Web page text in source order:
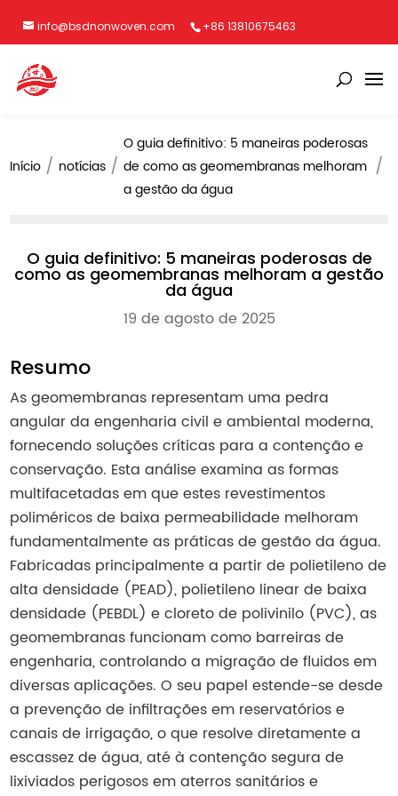
info@bsdnonwoven.com +86 13810675463
Início notícias
O guia definitivo: 5 maneiras poderosas
de como as geomembranas melhoram
a gestão da água
O guia definitivo: 5 maneiras poderosas de
como as geomembranas melhoram a gestão
da água
19 de agosto de 2025
Resumo
As geomembranas representam uma pedra
angular da engenharia civil e ambiental moderna,
fornecendo soluções críticas para a contenção e
conservação. Esta análise examina as formas
multifacetadas em que estes revestimentos
poliméricos de baixa permeabilidade melhoram
fundamentalmente as práticas de gestão da água.
Fabricadas principalmente a partir de polietileno de
alta densidade (PEAD), polietileno linear de baixa
densidade (PEBDL) e cloreto de polivinilo (PVC), as
geomembranas funcionam como barreiras de
engenharia, controlando a migração de fluidos em
diversas aplicações. O seu papel estende-se desde
a prevenção de infiltrações em reservatórios e
canais de irrigação, o que resolve diretamente a
escassez de água, até à contenção segura de
lixiviados perigosos em aterros sanitários e